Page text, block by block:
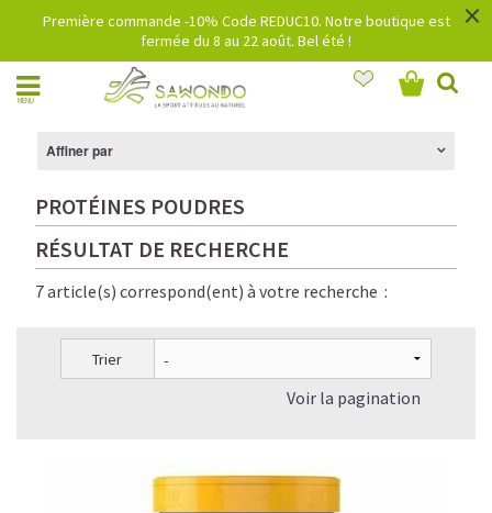
Première commande -10% Code REDUC10. Notre boutique est
fermée du 8 au 22 août. Bel été !
×
MENU
Affiner par
PROTÉINES POUDRES
RÉSULTAT DE RECHERCHE
7 article(s) correspond(ent) à votre recherche :
Trier
Voir la pagination